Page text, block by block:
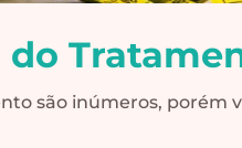
são inúmeros, porém